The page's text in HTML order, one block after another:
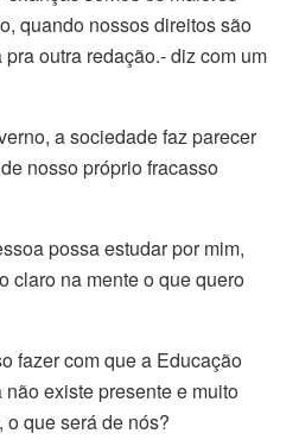
quando nossos direitos são
outra redação.- diz com um
a sociedade faz parecer
nosso próprio fracasso
possa estudar por mim,
claro na mente o que quero
fazer com que a Educação
existe presente e muito
o que será de nós?